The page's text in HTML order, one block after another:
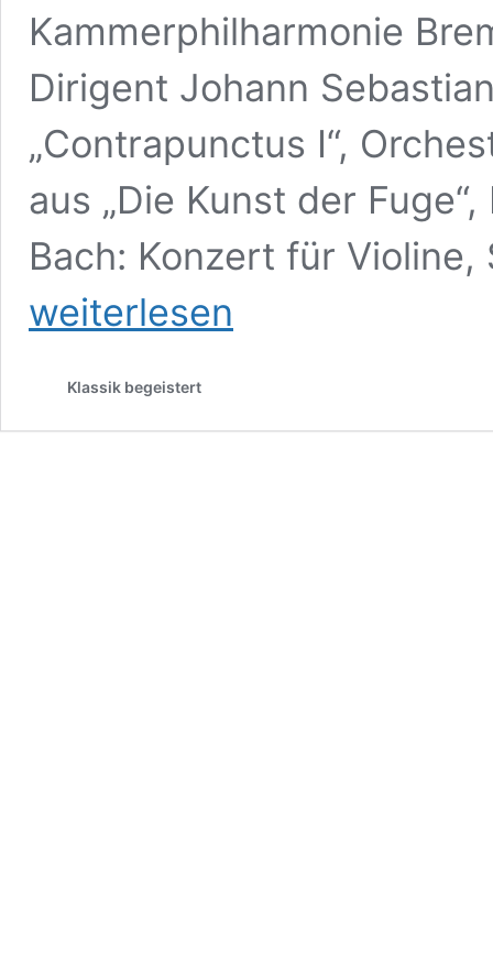
Kammerphilharmonie
Dirigent Johann
„Contrapunctus I“,
aus „Die Kunst der
Bach: Konzert für
weiterlesen
Klassik begeistert